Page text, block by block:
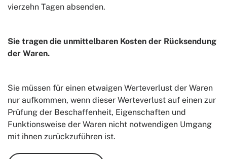
vierzehn Tagen absenden.
Sie tragen die unmittelbaren Kosten der Rücksendung
der Waren.
Sie müssen für einen etwaigen Werteverlust der Waren
nur aufkommen, wenn dieser Werteverlust auf einen zur
Prüfung der Beschaffenheit, Eigenschaften und
Funktionsweise der Waren nicht notwendigen Umgang
mit ihnen zurückzuführen ist.